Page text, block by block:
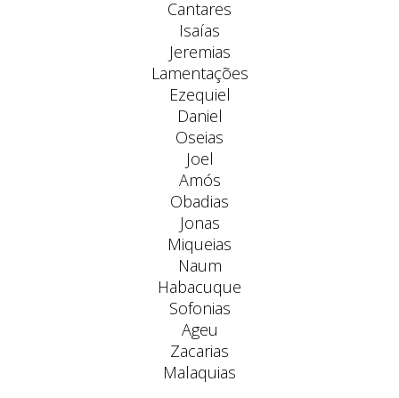
Cantares
Isaías
Jeremias
Lamentações
Ezequiel
Daniel
Oseias
Joel
Amós
Obadias
Jonas
Miqueias
Naum
Habacuque
Sofonias
Ageu
Zacarias
Malaquias